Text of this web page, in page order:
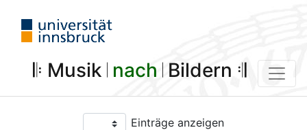
𝄆 Musik 𝄀 nach 𝄀 Bildern 𝄇
Einträge anzeigen